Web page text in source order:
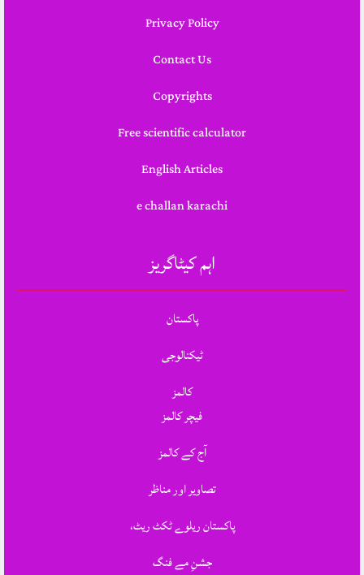
Privacy Policy
Contact Us
Copyrights
Free scientific calculator
English Articles
e challan karachi
اہم کیٹاگریز
پاکستان
ٹیکنالوجی
کالمز
فیچر کالمز
آج کے کالمز
تصاویر اور مناظر
پاکستان ریلوے ٹکٹ ریٹ،
جشنِ مے فنگ